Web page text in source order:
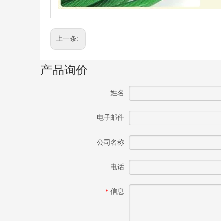
上一条:
产品询价
姓名
电子邮件
公司名称
电话
* 信息